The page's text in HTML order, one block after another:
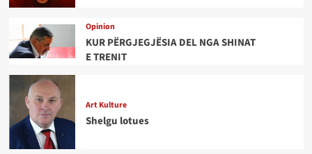
Opinion
KUR PËRGJEGJËSIA DEL NGA SHINAT
E TRENIT
Art Kulture
Shelgu lotues